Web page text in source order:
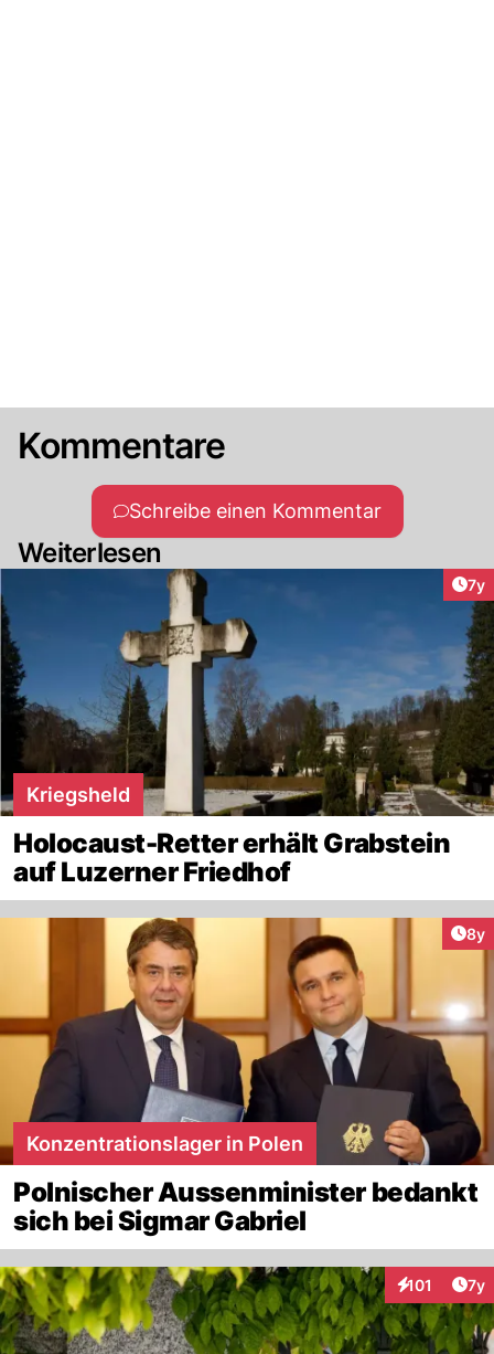
Kommentare
Schreibe einen Kommentar
Weiterlesen
7y
Kriegsheld
Holocaust-Retter erhält Grabstein
auf Luzerner Friedhof
8y
Konzentrationslager in Polen
Polnischer Aussenminister bedankt
sich bei Sigmar Gabriel
101
Interaktionen
7y